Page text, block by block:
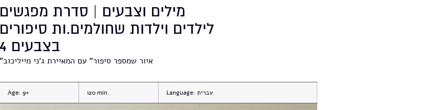
מילים וצבעים | סדרת מפגשים
לילדים וילדות שחולמים.ות סיפורים
בצבעים 4
"איור שמספר סיפור" עם המאיירת ג'ני מייליכוב
Age: 9+ 120 Language: עברית